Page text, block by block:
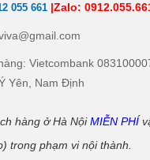
055 661 |Zalo:
: Vietcombank
Yên, Nam Định
hàng ở Hà NộiMIỄN PHÍ
trong phạm vi nội thành.